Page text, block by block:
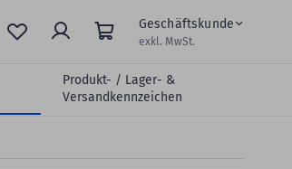
Geschäftskunde
exkl. MwSt.
Produkt- / Lager- &
Versandkennzeichen